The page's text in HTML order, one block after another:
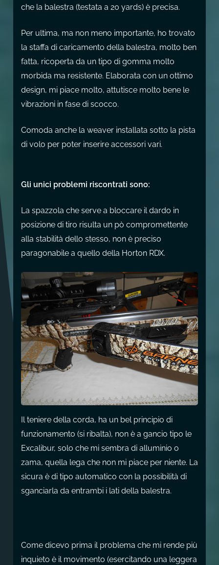
che la balestra (testata a 20 yards) è precisa.
Per ultima, ma non meno importante, ho trovato
la staffa di caricamento della balestra, molto ben
fatta, ricoperta da un tipo di gomma molto
morbida ma resistente. Elaborata con un ottimo
design, mi piace molto, attutisce molto bene le
vibrazioni in fase di scocco.
Comoda anche la weaver installata sotto la pista
di volo per poter inserire accessori vari.
Gli unici problemi riscontrati sono:
La spazzola che serve a bloccare il dardo in
posizione di tiro risulta un pò compromettente
alla stabilità dello stesso, non è preciso
paragonabile a quello della Horton RDX.
Il teniere della corda, ha un bel principio di
funzionamento (si ribalta), non è a gancio tipo le
Excalibur, solo che mi sembra di alluminio o
zama, quella lega che non mi piace per niente. La
sicura è di tipo automatico con la possibilità di
sganciarla da entrambi i lati della balestra.
Come dicevo prima il problema che mi rende più
inquieto è il movimento (esercitando una leggera